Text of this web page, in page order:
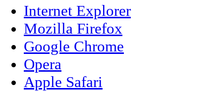
Internet Explorer
Mozilla Firefox
Google Chrome
Opera
Apple Safari